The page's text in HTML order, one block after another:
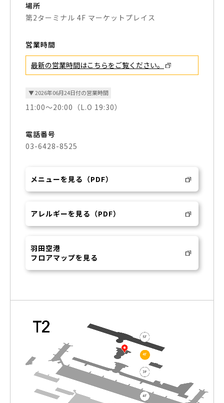
場所
第2ターミナル 4F マーケットプレイス
営業時間
最新の営業時間はこちらをご覧ください。
▼ 2026年06月24日付の営業時間
11:00～20:00（L.O 19:30）
電話番号
03-6428-8525
メニューを見る（PDF）
アレルギーを見る（PDF）
羽田空港
フロアマップを見る